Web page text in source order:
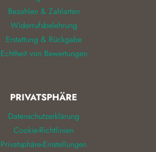
Bezahlen & Zahlarten
Widerrufsbelehrung
Erstattung & Rückgabe
Echtheit von Bewertungen
PRIVATSPHÄRE
Datenschutzerklärung
Cookie-Richtlinien
Privatsphäre-Einstellungen